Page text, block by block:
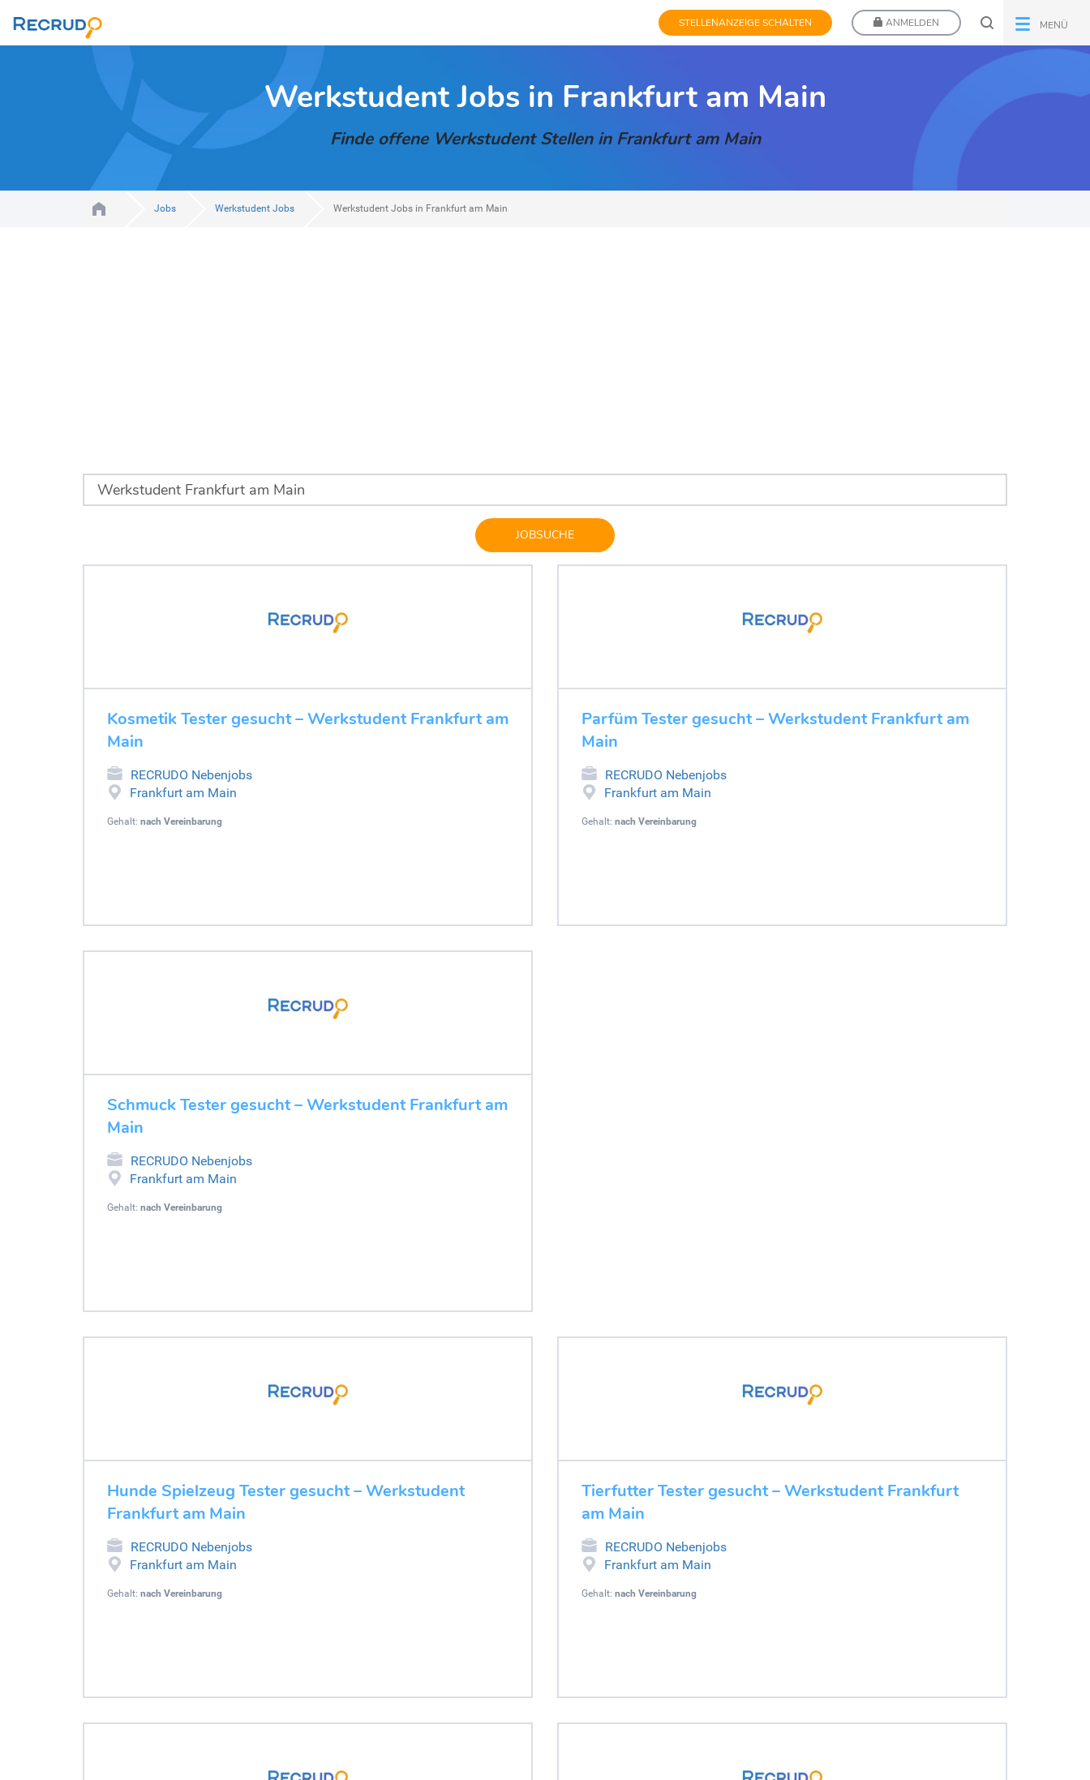
STELLENANZEIGE SCHALTEN ANMELDEN MENÜ
Werkstudent Jobs in Frankfurt am Main
Finde offene Werkstudent Stellen in Frankfurt am Main
Jobs Werkstudent Jobs Werkstudent Jobs in Frankfurt am Main
JOBSUCHE
Kosmetik Tester gesucht – Werkstudent Frankfurt am
Main
RECRUDO Nebenjobs
Frankfurt am Main
Gehalt: nach Vereinbarung
Parfüm Tester gesucht – Werkstudent Frankfurt am
Main
RECRUDO Nebenjobs
Frankfurt am Main
Gehalt: nach Vereinbarung
Schmuck Tester gesucht – Werkstudent Frankfurt am
Main
RECRUDO Nebenjobs
Frankfurt am Main
Gehalt: nach Vereinbarung
Hunde Spielzeug Tester gesucht – Werkstudent
Frankfurt am Main
RECRUDO Nebenjobs
Frankfurt am Main
Gehalt: nach Vereinbarung
Tierfutter Tester gesucht – Werkstudent Frankfurt
am Main
RECRUDO Nebenjobs
Frankfurt am Main
Gehalt: nach Vereinbarung